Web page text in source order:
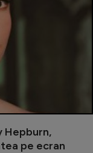
Hepburn,
pe ecran